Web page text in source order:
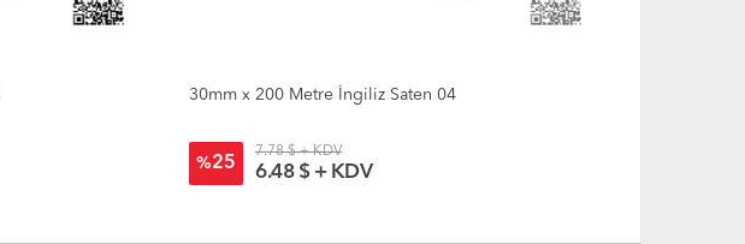
30mm x 200 Metre İngiliz Saten 04
%25
7.78 $ + KDV
6.48 $ + KDV